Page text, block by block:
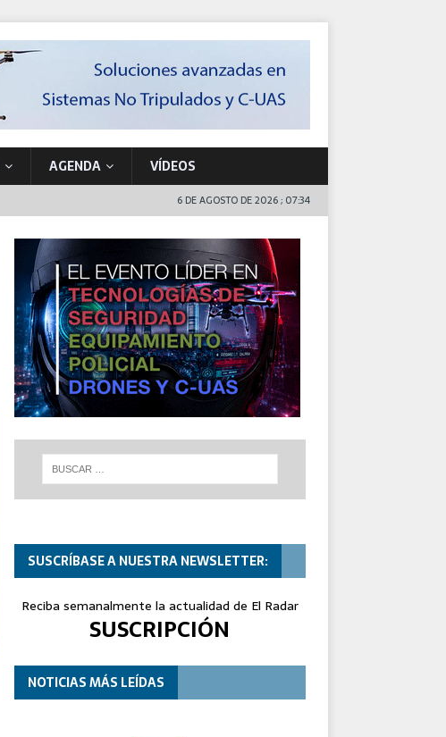
AGENDA VÍDEOS
6 DE AGOSTO DE 2026 ; 07:34
SUSCRÍBASE A NUESTRA NEWSLETTER:
Reciba semanalmente la actualidad de El Radar
SUSCRIPCIÓN
NOTICIAS MÁS LEÍDAS